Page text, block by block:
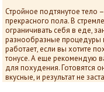
Стройное подтянутое тело
прекрасного пола. В
ограничивать себя в еде,
разнообразные процедуры
работает, если вы хотите
тонусе. А еще рекомендую
для похудения. Готовятся
вкусные, и результат не